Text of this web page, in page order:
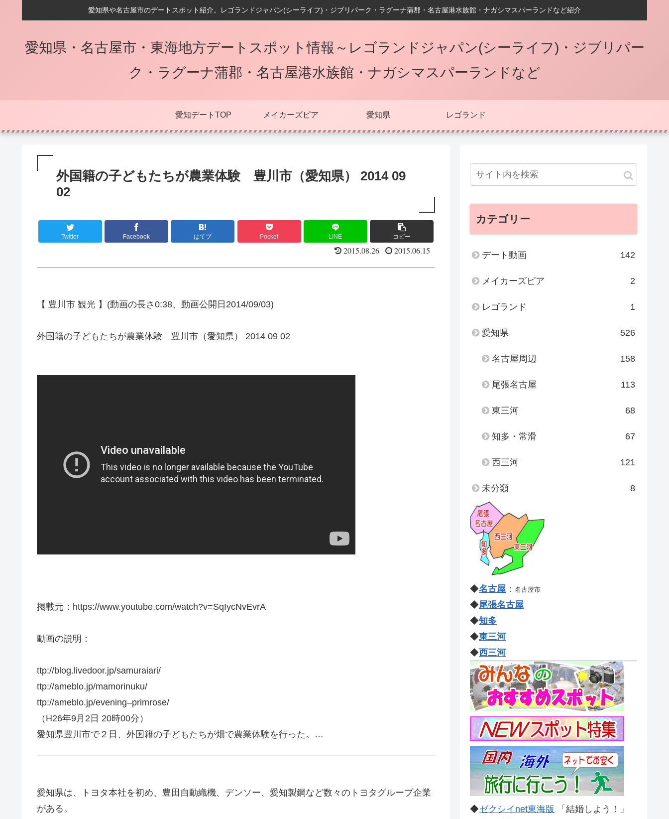
愛知県や名古屋市のデートスポット紹介。レゴランドジャパン(シーライフ)・ジブリパーク・ラグーナ蒲郡・名古屋港水族館・ナガシマスパーランドなど紹介
愛知県・名古屋市・東海地方デートスポット情報～レゴランドジャパン(シーライフ)・ジブリパー
ク・ラグーナ蒲郡・名古屋港水族館・ナガシマスパーランドなど
愛知デートTOP メイカーズピア 愛知県 レゴランド
外国籍の子どもたちが農業体験 豊川市（愛知県） 2014 09
02
Twitter Facebook はてブ Pocket LINE コピー
2015.08.26 2015.06.15
【 豊川市 観光 】(動画の長さ0:38、動画公開日2014/09/03)
外国籍の子どもたちが農業体験 豊川市（愛知県） 2014 09 02
掲載元：https://www.youtube.com/watch?v=SqIycNvEvrA
動画の説明：
ttp://blog.livedoor.jp/samuraiari/
ttp://ameblo.jp/mamorinuku/
ttp://ameblo.jp/evening–primrose/
（H26年9月2日 20時00分）
愛知県豊川市で２日、外国籍の子どもたちが畑で農業体験を行った。…
愛知県は、トヨタ本社を初め、豊田自動織機、デンソー、愛知製鋼など数々のトヨタグループ企業
がある。
カテゴリー
デート動画 142
メイカーズピア 2
レゴランド 1
愛知県 526
名古屋周辺 158
尾張名古屋 113
東三河 68
知多・常滑 67
西三河 121
未分類 8
◆名古屋 ： 名古屋市
◆尾張名古屋
◆知多
◆東三河
◆西三河
◆ゼクシイnet東海版 「結婚しよう！」